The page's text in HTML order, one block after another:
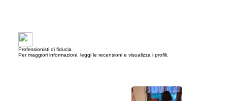
Professionisti di fiducia
Per maggiori informazioni, leggi le recensioni e visualizza i profili.